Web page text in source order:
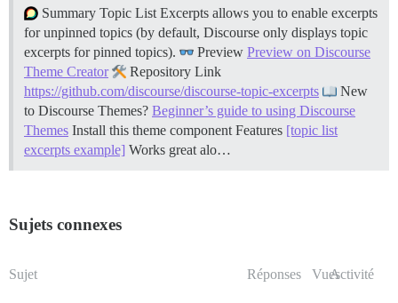
Summary Topic List Excerpts allows you to enable excerpts
for unpinned topics (by default, Discourse only displays topic
excerpts for pinned topics).
Preview Preview on Discourse
Theme Creator
Repository Link
https://github.com/discourse/discourse-topic-excerpts
New
to Discourse Themes? Beginner’s guide to using Discourse
Themes Install this theme component Features [topic list
excerpts example] Works great alo…
Sujets connexes
Sujet Réponses VuesActivité